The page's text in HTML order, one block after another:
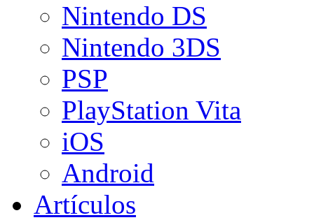
Nintendo DS
Nintendo 3DS
PSP
PlayStation Vita
iOS
Android
Artículos